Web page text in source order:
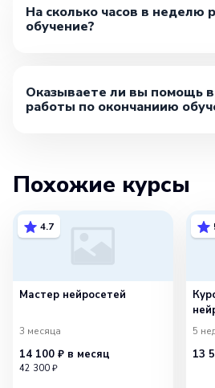
На сколько часов в неделю
обучение?
Оказываете ли вы помощь в
работы по окончаниию
Похожие курсы
4.7
Мастер нейросетей
3 месяца
14 100 ₽ в месяц
42 300 ₽
и
5
13